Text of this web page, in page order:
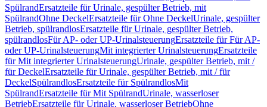
SpülrandErsatzteile für Urinale, gespülter Betrieb, mit
SpülrandOhne DeckelErsatzteile für Ohne DeckelUrinale, gespülter
Betrieb, spülrandlosErsatzteile für Urinale, gespülter Betrieb,
spülrandlosFür AP- oder UP-UrinalsteuerungErsatzteile für Für AP-
oder UP-UrinalsteuerungMit integrierter UrinalsteuerungErsatzteile
für Mit integrierter UrinalsteuerungUrinale, gespülter Betrieb, mit /
für DeckelErsatzteile für Urinale, gespülter Betrieb, mit / für
DeckelSpülrandlosErsatzteile für SpülrandlosMit
SpülrandErsatzteile für Mit SpülrandUrinale, wasserloser
BetriebErsatzteile für Urinale, wasserloser BetriebOhne